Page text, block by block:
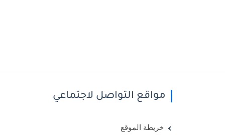
مواقع التواصل لاجتماعي
خريطة الموقع